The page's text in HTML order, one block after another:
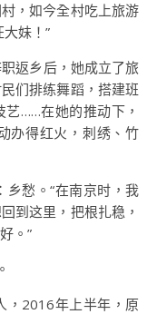
，如今全村吃上旅游
妹！”
返乡后，她成立了旅
们排练舞蹈，搭建班
艺……在她的推动下，
办得红火，刺绣、竹
愁。“在南京时，我
到这里，把根扎稳，
。”
，2016年上半年，原